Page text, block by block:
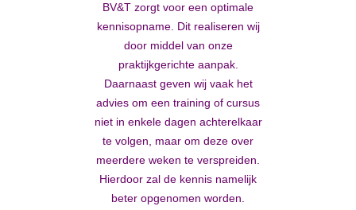
BV&T zorgt voor een optimale
kennisopname. Dit realiseren wij
door middel van onze
praktijkgerichte aanpak.
Daarnaast geven wij vaak het
advies om een training of cursus
niet in enkele dagen achterelkaar
te volgen, maar om deze over
meerdere weken te verspreiden.
Hierdoor zal de kennis namelijk
beter opgenomen worden.